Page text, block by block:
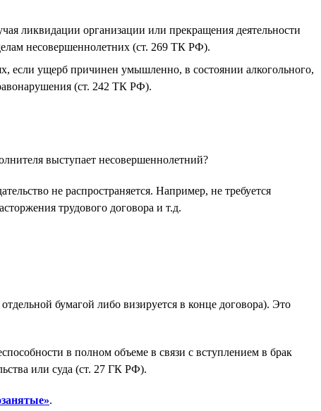
ликвидации организации или прекращения деятельности
несовершеннолетних (ст. 269 ТК РФ).
если ущерб причинен умышленно, в состоянии алкогольного,
(ст. 242 ТК РФ).
выступает несовершеннолетний?
не распространяется. Например, не требуется
трудового договора и т.д.
бумагой либо визируется в конце договора). Это
в полном объеме в связи с вступлением в брак
или суда (ст. 27 ГК РФ).
.